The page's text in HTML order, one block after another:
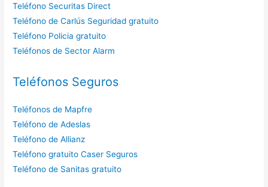
Teléfono Securitas Direct
Teléfono de Carlús Seguridad gratuito
Teléfono Policia gratuito
Teléfonos de Sector Alarm
Teléfonos Seguros
Teléfonos de Mapfre
Teléfono de Adeslas
Teléfono de Allianz
Teléfono gratuito Caser Seguros
Teléfono de Sanitas gratuito